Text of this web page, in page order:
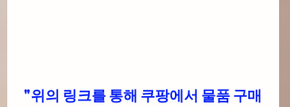
"위의 링크를 통해 쿠팡에서 물품 구매